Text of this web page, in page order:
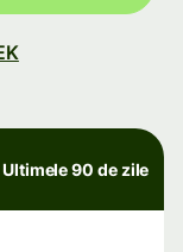
Ultimele 90 de zile